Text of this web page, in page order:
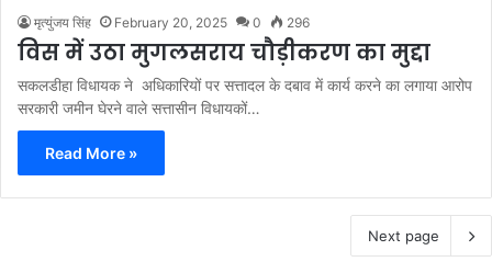
मृत्युंजय सिंह February 20, 2025 0 296
विस में उठा मुगलसराय चौड़ीकरण का मुद्दा
सकलडीहा विधायक ने अधिकारियों पर सत्तादल के दबाव में कार्य करने का लगाया आरोप
सरकारी जमीन घेरने वाले सत्तासीन विधायकों…
Read More »
Next page